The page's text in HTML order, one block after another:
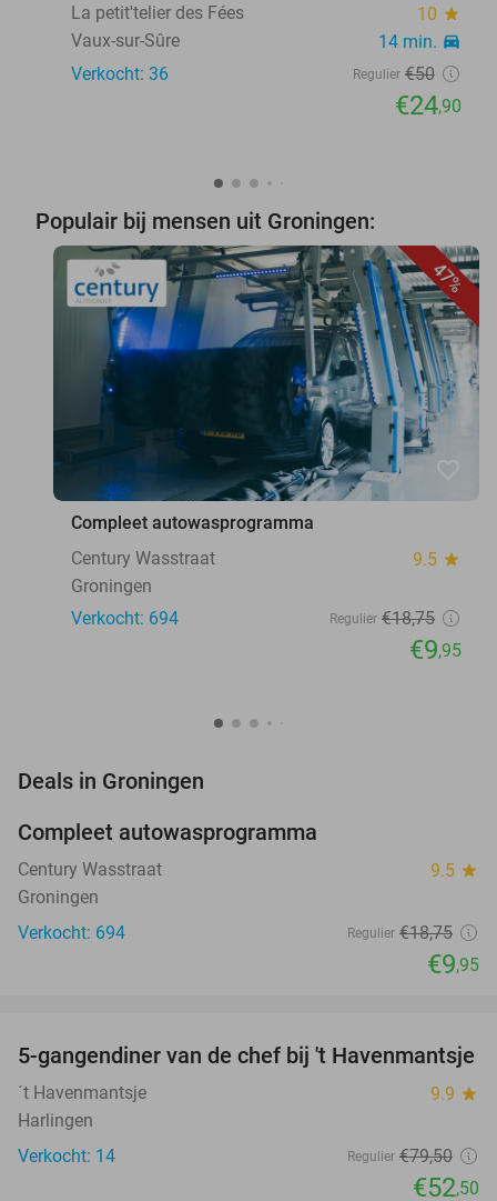
La petit'telier des Fées
10 star
Vaux-sur-Sûre 14 min. directions_car
Verkocht: 36 Regulier €50
€24,90
Populair bij mensen uit Groningen:
47%
favorite_border
Compleet autowasprogramma
Century Wasstraat
9.5 star
Groningen
Verkocht: 694
Regulier €18,75
€9,95
Deals in Groningen
Compleet autowasprogramma
Century Wasstraat 9.5 star
Groningen
Verkocht: 694
Regulier €18,75
€9,95
34%
NEW
TODAY
5-gangendiner van de chef bij 't Havenmantsje
´t Havenmantsje 9.9 star
Harlingen
Verkocht: 14
Regulier €79,50
€52,50